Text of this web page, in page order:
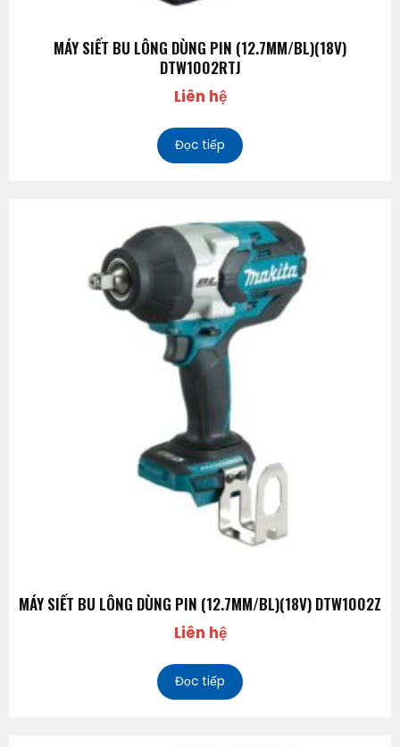
MÁY SIẾT BU LÔNG DÙNG PIN (12.7MM/BL)(18V)
DTW1002RTJ
Liên hệ
Đọc tiếp
MÁY SIẾT BU LÔNG DÙNG PIN (12.7MM/BL)(18V) DTW1002Z
Liên hệ
Đọc tiếp